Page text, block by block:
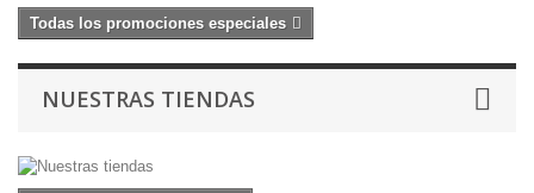
Todas los promociones especiales
NUESTRAS TIENDAS